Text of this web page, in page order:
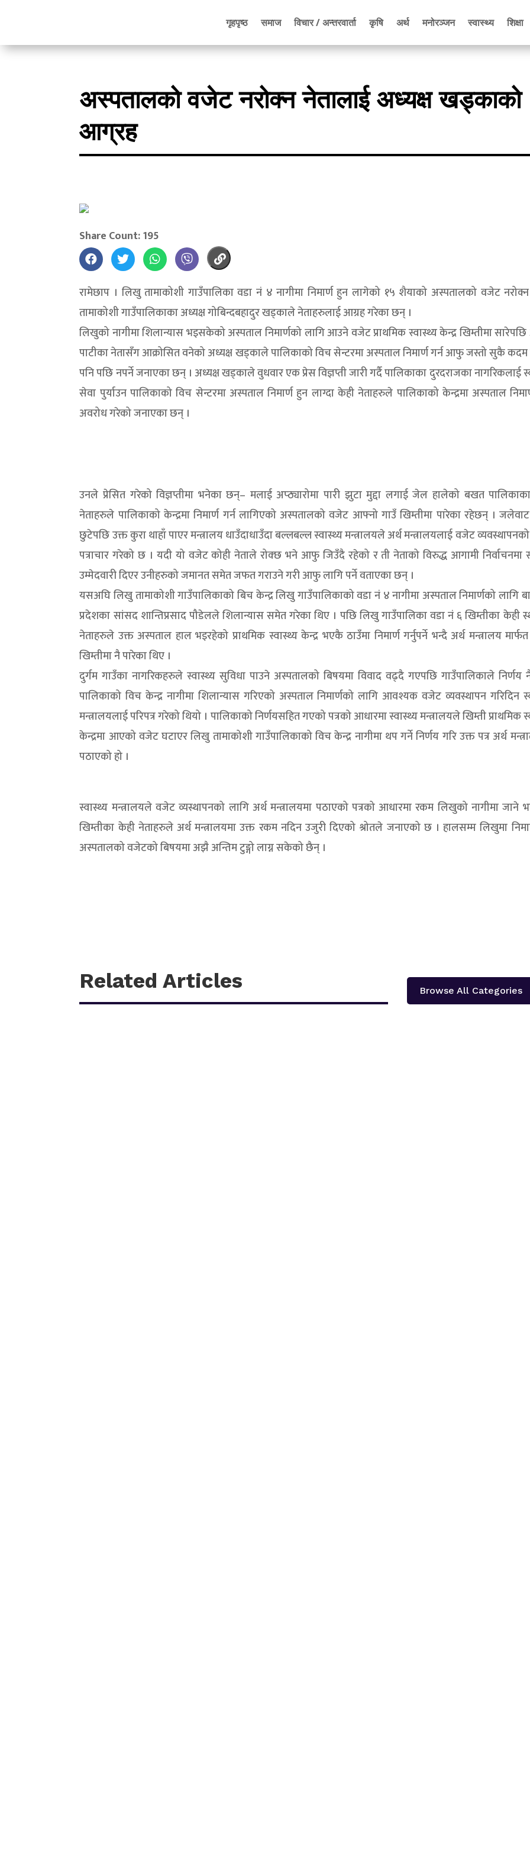
गृहपृष्ठ समाज विचार / अन्तरवार्ता कृषि अर्थ मनोरञ्जन स्वास्थ्य शिक्षा
अस्पतालको वजेट नरोक्न नेतालाई अध्यक्ष खड्काको
आग्रह
Share Count: 195
रामेछाप । लिखु तामाकोशी गाउँपालिका वडा नं ४ नागीमा निमार्ण हुन लागेको १५ शैयाको अस्पतालको वजेट
तामाकोशी गाउँपालिकाका अध्यक्ष गोबिन्दबहादुर खड्काले नेताहरुलाई आग्रह गरेका छन् ।
लिखुको नागीमा शिलान्यास भइसकेको अस्पताल निमार्णको लागि आउने वजेट प्राथमिक स्वास्थ्य केन्द्र खिम्तीमा
पाटीका नेतासँग आक्रोसित वनेको अध्यक्ष खड्काले पालिकाको विच सेन्टरमा अस्पताल निमार्ण गर्न आफु जस्तो सुकै
पनि पछि नपर्ने जनाएका छन् । अध्यक्ष खड्काले वुधवार एक प्रेस विज्ञप्ती जारी गर्दै पालिकाका दुरदराजका नागरिकलाई
सेवा पुर्याउन पालिकाको विच सेन्टरमा अस्पताल निमार्ण हुन लाग्दा केही नेताहरुले पालिकाको केन्द्रमा अस्पताल
अवरोध गरेको जनाएका छन् ।
उनले प्रेसित गरेको विज्ञप्तीमा भनेका छन्– मलाई अप्ठ्यारोमा पारी झुटा मुद्दा लगाई जेल हालेको बखत
नेताहरुले पालिकाको केन्द्रमा निमार्ण गर्न लागिएको अस्पतालको वजेट आफ्नो गाउँ खिम्तीमा पारेका रहेछन् ।
छुटेपछि उक्त कुरा थाहाँ पाएर मन्त्रालय धाउँदाधाउँदा बल्लबल्ल स्वास्थ्य मन्त्रालयले अर्थ मन्त्रालयलाई वजेट
पत्राचार गरेको छ । यदी यो वजेट कोही नेताले रोक्छ भने आफु जिउँदै रहेको र ती नेताको विरुद्ध आगामी निर्वाचनमा
उम्मेदवारी दिएर उनीहरुको जमानत समेत जफत गराउने गरी आफु लागि पर्ने वताएका छन् ।
यसअघि लिखु तामाकोशी गाउँपालिकाको बिच केन्द्र लिखु गाउँपालिकाको वडा नं ४ नागीमा अस्पताल निमार्णको लागि
प्रदेशका सांसद शान्तिप्रसाद पौडेलले शिलान्यास समेत गरेका थिए । पछि लिखु गाउँपालिका वडा नं ६ खिम्तीका केही
नेताहरुले उक्त अस्पताल हाल भइरहेको प्राथमिक स्वास्थ्य केन्द्र भएकै ठाउँमा निमार्ण गर्नुपर्ने भन्दै अर्थ मन्त्रालय
खिम्तीमा नै पारेका थिए ।
दुर्गम गाउँका नागरिकहरुले स्वास्थ्य सुविधा पाउने अस्पतालको बिषयमा विवाद वढ्दै गएपछि गाउँपालिकाले निर्णय
पालिकाको विच केन्द्र नागीमा शिलान्यास गरिएको अस्पताल निमार्णको लागि आवश्यक वजेट व्यवस्थापन गरिदिन
मन्त्रालयलाई परिपत्र गरेको थियो । पालिकाको निर्णयसहित गएको पत्रको आधारमा स्वास्थ्य मन्त्रालयले खिम्ती प्राथमिक
केन्द्रमा आएको वजेट घटाएर लिखु तामाकोशी गाउँपालिकाको विच केन्द्र नागीमा थप गर्ने निर्णय गरि उक्त पत्र अर्थ
पठाएको हो ।
स्वास्थ्य मन्त्रालयले वजेट व्यस्थापनको लागि अर्थ मन्त्रालयमा पठाएको पत्रको आधारमा रकम लिखुको नागीमा जाने
खिम्तीका केही नेताहरुले अर्थ मन्त्रालयमा उक्त रकम नदिन उजुरी दिएको श्रोतले जनाएको छ । हालसम्म लिखुमा
अस्पतालको वजेटको बिषयमा अझै अन्तिम टुङ्गो लाग्न सकेको छैन् ।
Related Articles Browse All Categories